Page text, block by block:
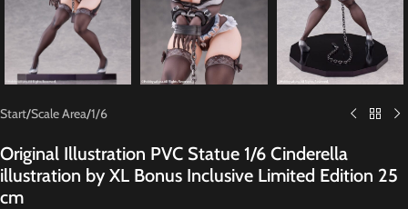
Start/Scale Area/1/6
Original Illustration PVC Statue 1/6 Cinderella
illustration by XL Bonus Inclusive Limited Edition 25
cm